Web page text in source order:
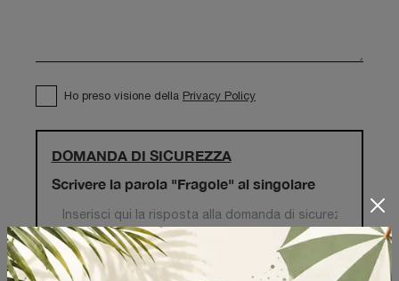
Ho preso visione della Privacy Policy
DOMANDA DI SICUREZZA
Scrivere la parola "Fragole" al singolare